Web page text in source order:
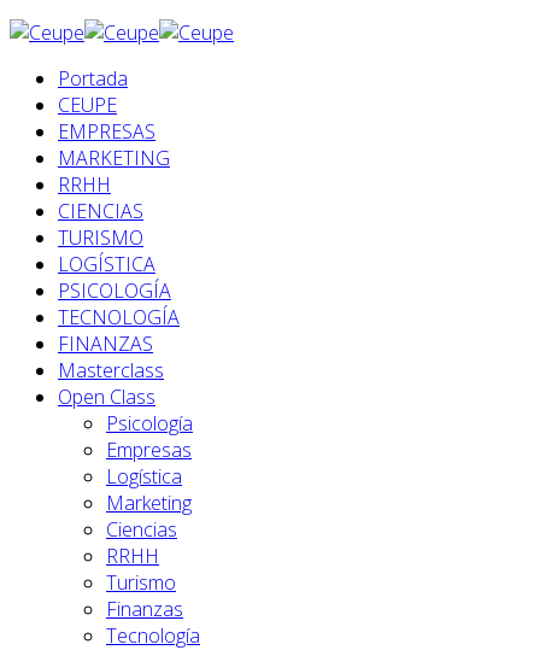
Portada
CEUPE
EMPRESAS
MARKETING
RRHH
CIENCIAS
TURISMO
LOGÍSTICA
PSICOLOGÍA
TECNOLOGÍA
FINANZAS
Masterclass
Open Class
Psicología
Empresas
Logística
Marketing
Ciencias
RRHH
Turismo
Finanzas
Tecnología